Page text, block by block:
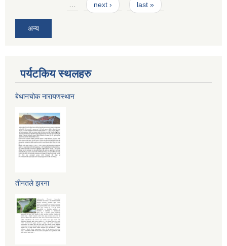
… next › last »
अन्य
पर्यटकिय स्थलहरु
बेथानचोक नारायणस्थान
तीनतले झरना